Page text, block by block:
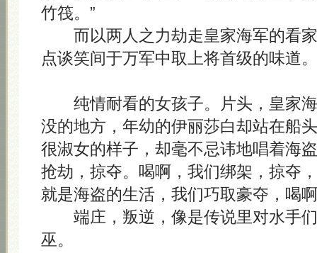
竹筏。”
而以两人之力劫走皇家海军的看家
点谈笑间于万军中取上将首级的味道。
纯情耐看的女孩子。片头，皇家海
没的地方，年幼的伊丽莎白却站在船
很淑女的样子，却毫不忌讳地唱着海
抢劫，掠夺。喝啊，我们绑架，掠夺
就是海盗的生活，我们巧取豪夺，喝
端庄，叛逆，像是传说里对水手们
巫。